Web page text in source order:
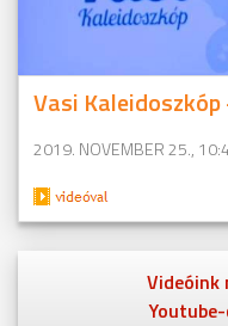
Vasi
2019. NOVEMBER 25.,
Videóink